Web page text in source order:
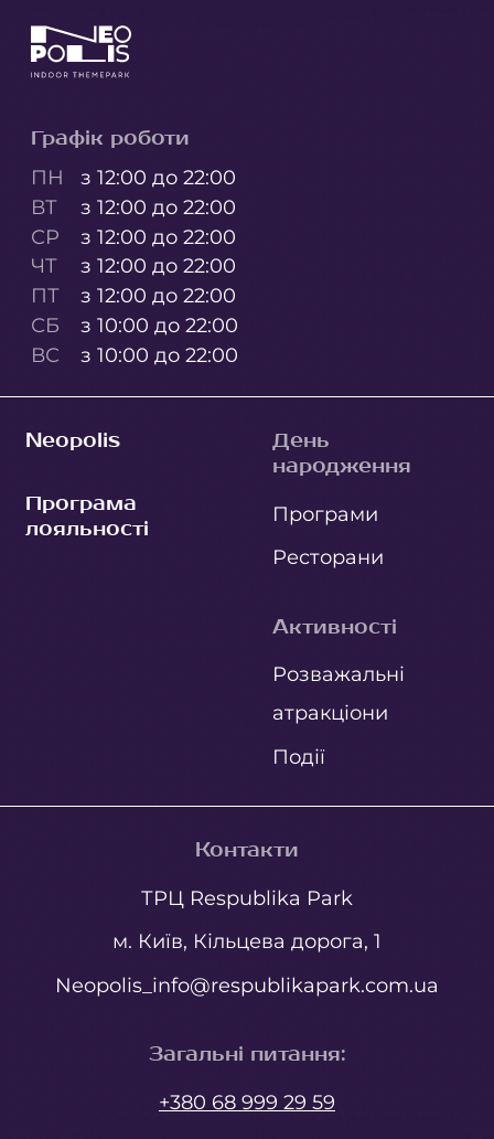
Neopolis
Програма
лояльності
День
народження
Програми
Ресторани
Активності
Розважальні
атракціони
Події
Графік роботи
ПН
з 12:00 до 22:00
ВТ
з 12:00 до 22:00
СР
з 12:00 до 22:00
ЧТ
з 12:00 до 22:00
ПТ
з 12:00 до 22:00
СБ
з 10:00 до 22:00
ВС
з 10:00 до 22:00
Контакти
ТРЦ Respublika Park
м. Київ, Кільцева дорога, 1
Neopolis_info@respublikapark.com.ua
Загальні питання:
+380 68 999 29 59